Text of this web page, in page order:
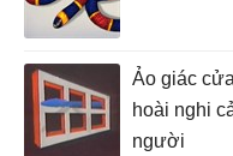
Ảo giác
hoài nghi
người